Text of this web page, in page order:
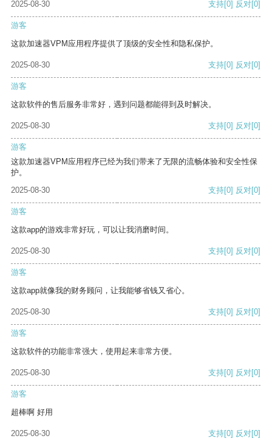
2025-08-30 支持[0] 反对[0]
游客
这款加速器VPM应用程序提供了顶级的安全性和隐私保护。
2025-08-30 支持[0] 反对[0]
游客
这款软件的售后服务非常好，遇到问题都能得到及时解决。
2025-08-30 支持[0] 反对[0]
游客
这款加速器VPM应用程序已经为我们带来了无限的流畅体验和安全性保
护。
2025-08-30
支持[0] 反对[0]
游客
这款app的游戏非常好玩，可以让我消磨时间。
2025-08-30 支持[0] 反对[0]
游客
这款app就像我的财务顾问，让我能够省钱又省心。
2025-08-30 支持[0] 反对[0]
游客
这款软件的功能非常强大，使用起来非常方便。
2025-08-30 支持[0] 反对[0]
游客
超棒啊 好用
2025-08-30 支持[0] 反对[0]